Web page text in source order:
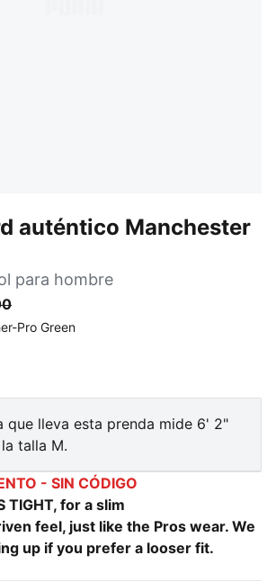
auténtico Manchester
para hombre
Pro Green
Pro Green
que lleva esta prenda mide 6' 2"
talla M.
- SIN CÓDIGO
TIGHT, for a slim
feel, just like the Pros wear. We
up if you prefer a looser fit.